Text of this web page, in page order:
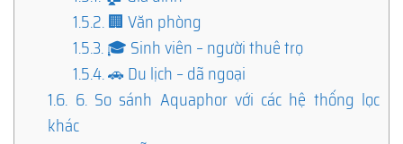
1.5.2.🏢 Văn phòng
1.5.3.🎓 Sinh viên – người thuê trọ
1.5.4.🚗 Du lịch – dã ngoại
1.6. 6. So sánh Aquaphor với các hệ thống lọc
khác